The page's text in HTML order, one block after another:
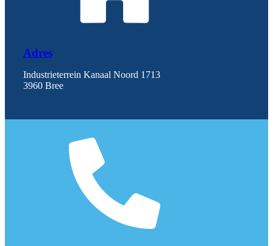
Adres
Industrieterrein Kanaal Noord 1713
3960 Bree